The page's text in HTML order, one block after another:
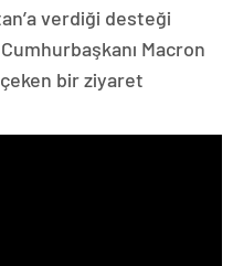
verdiği desteği
Macron
bir ziyaret